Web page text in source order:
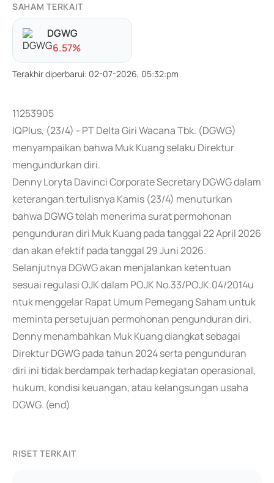
SAHAM TERKAIT
DGWG
--6.57%
Terakhir diperbarui: 02-07-2026, 05:32:pm
11253905
IQPlus, (23/4) - PT Delta Giri Wacana Tbk. (DGWG)
menyampaikan bahwa Muk Kuang selaku Direktur
mengundurkan diri.
Denny Loryta Davinci Corporate Secretary DGWG dalam
keterangan tertulisnya Kamis (23/4) menuturkan
bahwa DGWG telah menerima surat permohonan
pengunduran diri Muk Kuang pada tanggal 22 April 2026
dan akan efektif pada tanggal 29 Juni 2026.
Selanjutnya DGWG akan menjalankan ketentuan
sesuai regulasi OJK dalam POJK No.33/POJK.04/2014u
ntuk menggelar Rapat Umum Pemegang Saham untuk
meminta persetujuan permohonan pengunduran diri.
Denny menambahkan Muk Kuang diangkat sebagai
Direktur DGWG pada tahun 2024 serta pengunduran
diri ini tidak berdampak terhadap kegiatan operasional,
hukum, kondisi keuangan, atau kelangsungan usaha
DGWG. (end)
RISET TERKAIT